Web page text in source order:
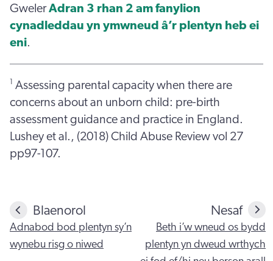
GwelerAdran 3 rhan 2 am fanylion
cynadleddau yn ymwneud â’r plentyn heb ei
eni.
1 Assessing parental capacity when there are
concerns about an unborn child: pre-birth
assessment guidance and practice in England.
Lushey et al., (2018) Child Abuse Review vol 27
pp97-107.
Blaenorol
Adnabod bod plentyn sy’n
wynebu risg o niwed
Nesaf
Beth i’w wneud os bydd
plentyn yn dweud wrthych